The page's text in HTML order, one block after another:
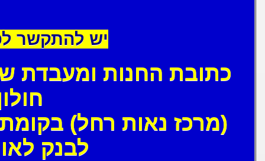
יש להתקשר
(מרכז נאות רחל) בקומת
לבנק